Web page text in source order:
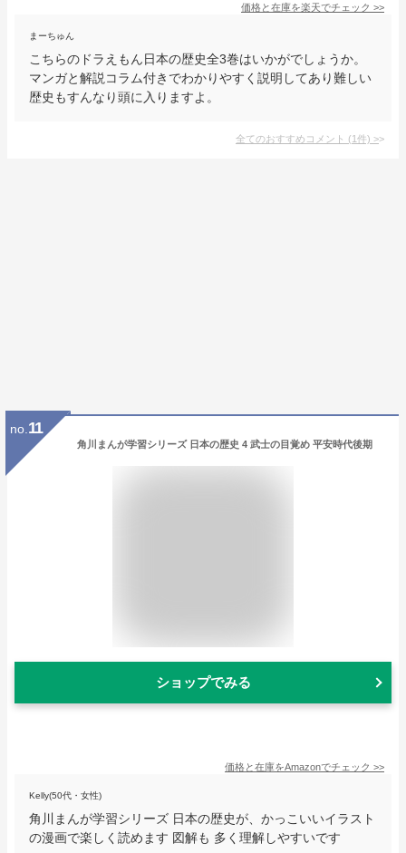
価格と在庫を楽天でチェック >>
まーちゅん
こちらのドラえもん日本の歴史全3巻はいかがでしょうか。
マンガと解説コラム付きでわかりやすく説明してあり難しい
歴史もすんなり頭に入りますよ。
全てのおすすめコメント (1件) >
no. 11
角川まんが学習シリーズ 日本の歴史 4 武士の目覚め 平安時代後期
ショップでみる
価格と在庫をAmazonでチェック >>
Kelly(50代・女性)
角川まんが学習シリーズ 日本の歴史が、かっこいいイラスト
の漫画で楽しく読めます 図解も 多く理解しやすいです